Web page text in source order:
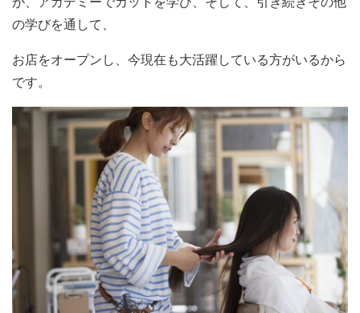
の学びを通して、
お店をオープンし、今現在も大活躍している方がいるから
です。